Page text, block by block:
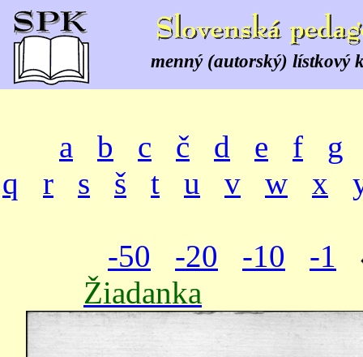
menný (autorský) lístkový
a b c č d e f
g
q
r s š t u v w x
-50 -20 -10
-1
Žiadanka